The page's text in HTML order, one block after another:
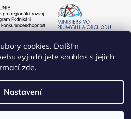
cookies. Dalším
vyjadřujete souhlas s jejich
zde.
Nastavení
. Všechna práva vyhrazena.Upravit